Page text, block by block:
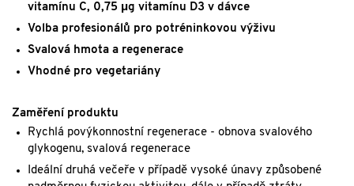
vitamínu C, 0,75 μg vitamínu D3 v dávce
Volba profesionálů pro potréninkovou výživu
Svalová hmota a regenerace
Vhodné pro vegetariány
Zaměření produktu
Rychlá povýkonnostní regenerace - obnova svalového
glykogenu, svalová regenerace
Ideální druhá večeře v případě vysoké únavy způsobené